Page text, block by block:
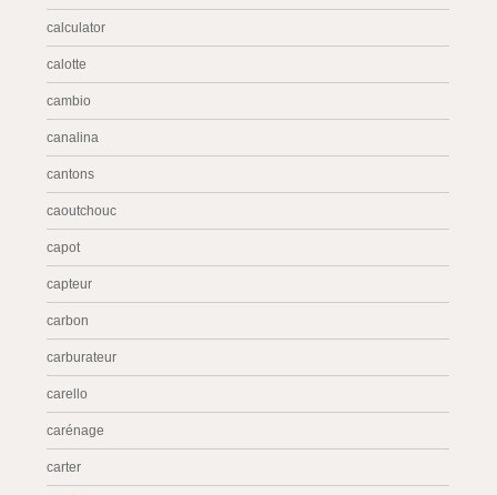
calculator
calotte
cambio
canalina
cantons
caoutchouc
capot
capteur
carbon
carburateur
carello
carénage
carter